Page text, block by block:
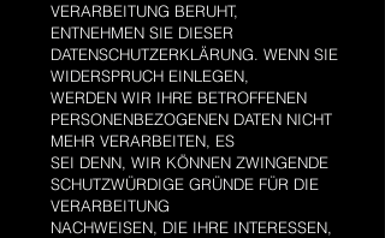
VERARBEITUNG BERUHT,
ENTNEHMEN SIE DIESER
DATENSCHUTZERKLÄRUNG. WENN SIE
WIDERSPRUCH EINLEGEN,
WERDEN WIR IHRE BETROFFENEN
PERSONENBEZOGENEN DATEN NICHT
MEHR VERARBEITEN, ES
SEI DENN, WIR KÖNNEN ZWINGENDE
SCHUTZWÜRDIGE GRÜNDE FÜR DIE
VERARBEITUNG
NACHWEISEN, DIE IHRE INTERESSEN,